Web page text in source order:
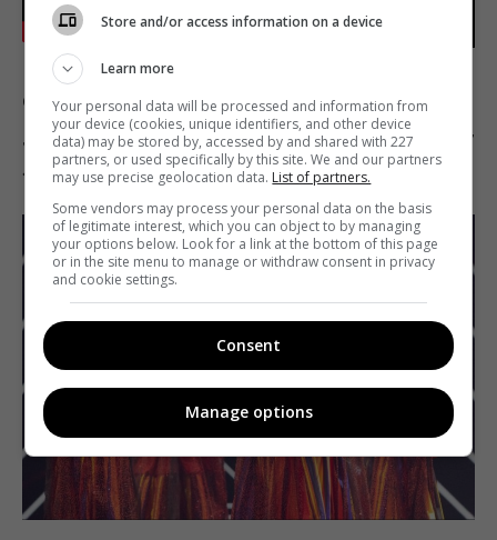
От Польши в этом году была группа из четырех
девушекTulia. Стиль группы несколько напоминает
«
ДахуБраху».
Store and/or access information on a device
Learn more
Your personal data will be processed and information from
your device (cookies, unique identifiers, and other device
data) may be stored by, accessed by and shared with 227
partners, or used specifically by this site. We and our partners
may use precise geolocation data. List of partners.
Some vendors may process your personal data on the basis
of legitimate interest, which you can object to by managing
your options below. Look for a link at the bottom of this page
or in the site menu to manage or withdraw consent in privacy
and cookie settings.
Consent
Manage options